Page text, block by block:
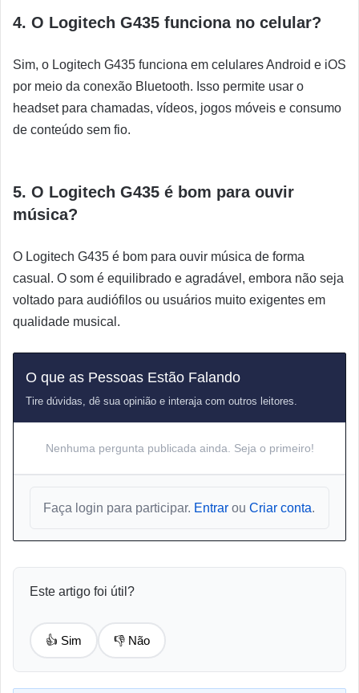
4. O Logitech G435 funciona no celular?
Sim, o Logitech G435 funciona em celulares Android e iOS
por meio da conexão Bluetooth. Isso permite usar o
headset para chamadas, vídeos, jogos móveis e consumo
de conteúdo sem fio.
5. O Logitech G435 é bom para ouvir
música?
O Logitech G435 é bom para ouvir música de forma
casual. O som é equilibrado e agradável, embora não seja
voltado para audiófilos ou usuários muito exigentes em
qualidade musical.
O que as Pessoas Estão Falando
Tire dúvidas, dê sua opinião e interaja com outros leitores.
Nenhuma pergunta publicada ainda. Seja o primeiro!
Faça login para participar. Entrar ou Criar conta.
Este artigo foi útil?
👍 Sim 👎 Não